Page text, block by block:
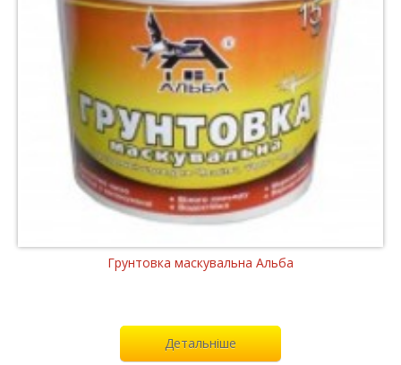
Грунтовка маскувальна Альба
Детальніше